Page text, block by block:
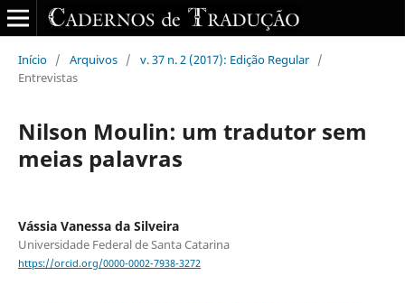
Início / Arquivos / v. 37 n. 2 (2017): Edição Regular /
Entrevistas
Nilson Moulin: um tradutor sem
meias palavras
Vássia Vanessa da Silveira
Universidade Federal de Santa Catarina
https://orcid.org/0000-0002-7938-3272